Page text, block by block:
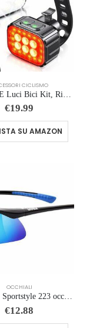
CICLISMO
€19.99
SU AMAZON
OCCHIALI
uvex Uvex Sportstyle 223 occhiali sportivi Unisex – Adulto (Pacco da 1)
€12.88